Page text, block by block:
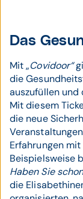
Das
Mit „Covidoor“
die
auszufüllen und
Mit diesem
die neue
Erfahrungen
Beispielsweise
Haben Sie
die